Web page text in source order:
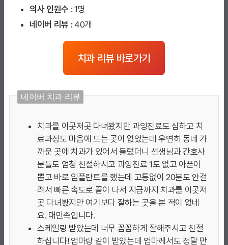
의사 인원수 : 1명
네이버 리뷰 : 40개
치과 리뷰 바로가기
네이버 치과 리뷰
치과를 이곳저곳 다녀봤지만 과잉진료도 심하고 치
료과정도 마음에 드는 곳이 없었는데 우연히 동네 가
까운 곳에 치과가 있어서 들렀더니 선생님과 간호사
분들도 엄청 친절하시고 과잉진료 1도 없고 아픈이
뽑고 바로 임플란트를 했는데 고통없이 20분도 안걸
려서 빠른 속도로 끝이 나서 지금까지 치과를 이곳저
곳 다녀봤지만 여기보다 잘하는 곳을 본 적이 없네
요. 대만족입니다.
스케일링 받았는데 너무 꼼꼼하게 잘해주시고 친절
하십니다! 엄마랑 같이 받았는데 엄마께서도 정말 만